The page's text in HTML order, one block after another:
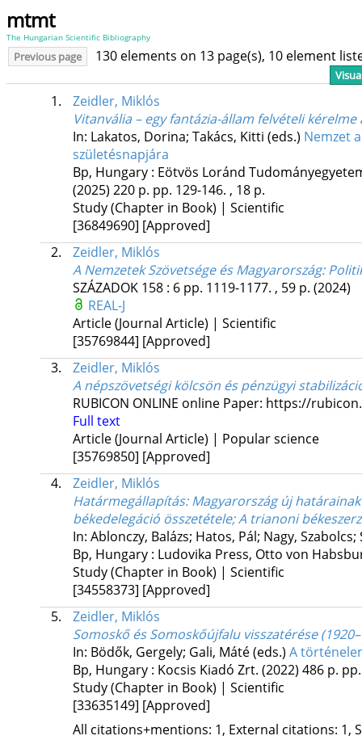
mtmt
The Hungarian Scientific Bibliography
Previous page 130 elements on 13 page(s), 10 element
1.
Zeidler, Miklós
Vitanvália – egy fantázia-állam felvételi kérelme
In: Lakatos, Dorina; Takács, Kitti (eds.) Nemzet
születésnapjára
Bp, Hungary : Eötvös Loránd
(2025) 220 p. pp. 129-146. , 18 p.
Study (Chapter in Book) | Scientific
[36849690] [Approved]
2.
Zeidler, Miklós
A Nemzetek Szövetsége és Magyarország:
SZÁZADOK 158: 6 pp. 1119-1177. , 59 p. (2024)
REAL-J
Article (Journal Article) | Scientific
[35769844] [Approved]
3.
Zeidler, Miklós
A népszövetségi kölcsön és pénzügyi
RUBICON ONLINE online Paper: https://
Full text
Article (Journal Article) | Popular science
[35769850] [Approved]
4.
Zeidler, Miklós
Határmegállapítás: Magyarország új
békedelegáció összetétele; A trianoni
In: Ablonczy, Balázs; Hatos, Pál; Nagy,
Bp, Hungary : Ludovika Press, Otto von
Study (Chapter in Book) | Scientific
[34558373] [Approved]
5.
Zeidler, Miklós
Somoskő és Somoskőújfalu visszatérése
In: Bödők, Gergely; Gali, Máté (eds.) A
Bp, Hungary : Kocsis Kiadó Zrt. (2022) 486 p.
Study (Chapter in Book) | Scientific
[33635149] [Approved]
All citations+mentions: 1, External citations: 1,